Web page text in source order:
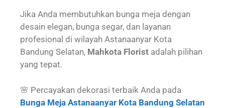
Jika Anda membutuhkan bunga meja dengan
desain elegan, bunga segar, dan layanan
profesional di wilayah Astanaanyar Kota
Bandung Selatan, Mahkota Florist adalah pilihan
yang tepat.
🌸 Percayakan dekorasi terbaik Anda pada
Bunga Meja Astanaanyar Kota Bandung Selatan